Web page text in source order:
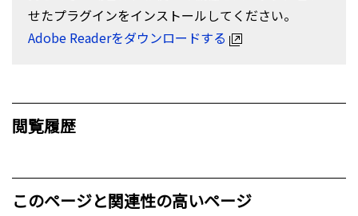
せたプラグインをインストールしてください。
Adobe Readerをダウンロードする
閲覧履歴
このページと関連性の高いページ